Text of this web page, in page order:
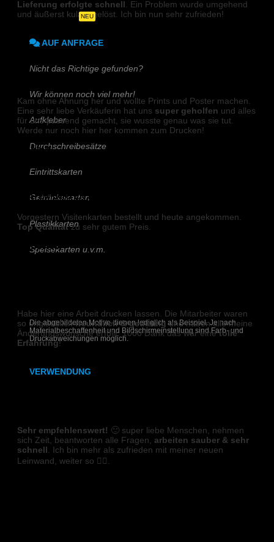
Quadratisch NEU
AUF ANFRAGE
Nicht das Richtige gefunden?
Wir können noch viel mehr!
Aufkleber
Durchschreibesätze
Eintrittskarten
Getränkekarten
Plastikkarten
Speisekarten u.v.m.
Die abgebildeten Motive dienen lediglich als Beispiel. Je nach
Materialbeschaffenheit und Bildschirmeinstellung sind Farb- und
Druckabweichungen möglich.
VERWENDUNG
Menükarten auf Holz
Lieferung erfolgte schnell . Ein Problem wurde umgehend
und äußerst kulant gelöst. Ich bin nun sehr zufrieden!
Kam ohne Ahnung her und wollte Prints und Poster machen.
Eine sehr liebe Verkäuferin hat uns super geholfen und alles
für uns passend gemacht, sie wusste genau was sie tut.
Werde nur noch hier her kommen zum Drucken!
Marie K.
VISITENKARTEN (Weißdruck)
Vorgestern Visitenkarten bestellt und heute angekommen.
Top Qualitätzu sehr gutem Preis.
Robert R.
Habe hier eine Arbeit drucken lassen. Die Mitarbeiter waren
so unglaublichfreundlich & geduldigund haben alle meine
Änderungswünsche erfüllt. 1000 Dank das war einetolle
Erfahrung!
Sehr empfehlenswert! 🙂 super liebe Menschen, nehmen
sich Zeit, beantworten alle Fragen, arbeiten sauber & sehr
schnell . Ich bin mehr als zufrieden mit meiner neuen
Leinwand, weiter so 👍🏼.